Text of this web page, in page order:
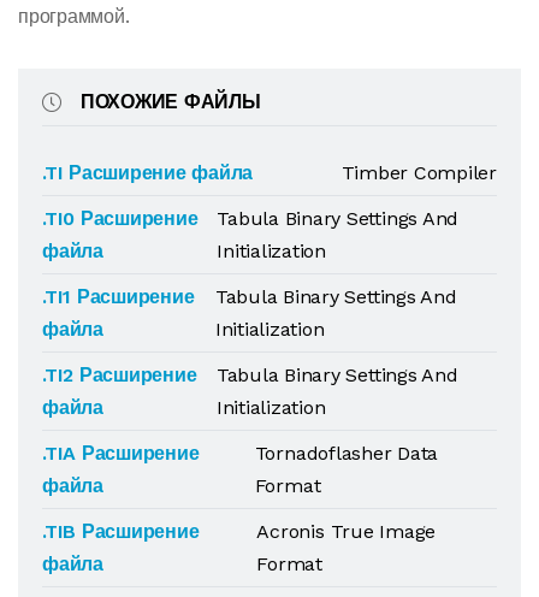
программой.
ПОХОЖИЕ ФАЙЛЫ
.TI Расширение файла
Timber Compiler
.TI0 Расширение
файла
Tabula Binary Settings And
Initialization
.TI1 Расширение
файла
Tabula Binary Settings And
Initialization
.TI2 Расширение
файла
Tabula Binary Settings And
Initialization
.TIA Расширение
файла
Tornadoflasher Data
Format
.TIB Расширение
файла
Acronis True Image
Format